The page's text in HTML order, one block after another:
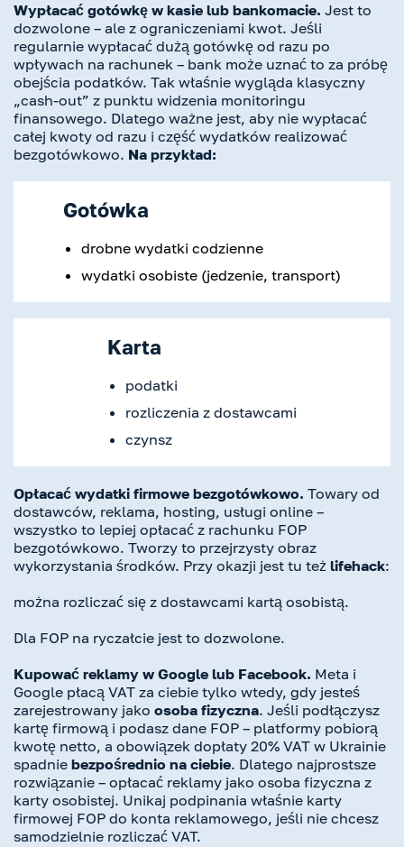
Wypłacać gotówkę w kasie lub bankomacie. Jest to
dozwolone – ale z ograniczeniami kwot. Jeśli
regularnie wypłacać dużą gotówkę od razu po
wpływach na rachunek – bank może uznać to za próbę
obejścia podatków. Tak właśnie wygląda klasyczny
„cash-out” z punktu widzenia monitoringu
finansowego. Dlatego ważne jest, aby nie wypłacać
całej kwoty od razu i część wydatków realizować
bezgotówkowo. Na przykład:
Gotówka
drobne wydatki codzienne
wydatki osobiste (jedzenie, transport)
Karta
podatki
rozliczenia z dostawcami
czynsz
Opłacać wydatki firmowe bezgotówkowo. Towary od
dostawców, reklama, hosting, usługi online –
wszystko to lepiej opłacać z rachunku FOP
bezgotówkowo. Tworzy to przejrzysty obraz
wykorzystania środków. Przy okazji jest tu też lifehack:
można rozliczać się z dostawcami kartą osobistą.
Dla FOP na ryczałcie jest to dozwolone.
Kupować reklamy w Google lub Facebook. Meta i
Google płacą VAT za ciebie tylko wtedy, gdy jesteś
zarejestrowany jako osoba fizyczna. Jeśli podłączysz
kartę firmową i podasz dane FOP – platformy pobiorą
kwotę netto, a obowiązek dopłaty 20% VAT w Ukrainie
spadnie bezpośrednio na ciebie. Dlatego najprostsze
rozwiązanie – opłacać reklamy jako osoba fizyczna z
karty osobistej. Unikaj podpinania właśnie karty
firmowej FOP do konta reklamowego, jeśli nie chcesz
samodzielnie rozliczać VAT.